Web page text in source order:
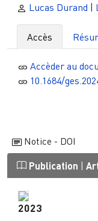
Lucas Durand |
Accès
Accèder au
10.1684/
Notice - DOI
Publication |
2023